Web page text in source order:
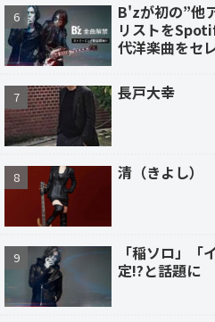
B'zが初の”他
リストを
代洋楽曲をセ
長戸大幸
清（きよし）
「稲ソロ」
定!?と話題に